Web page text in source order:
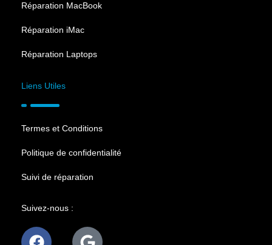
Réparation MacBook
Réparation iMac
Réparation Laptops
Liens Utiles
Termes et Conditions
Politique de confidentialité
Suivi de réparation
Suivez-nous :